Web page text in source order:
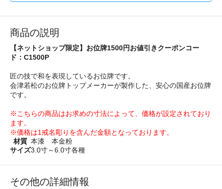
商品の説明
【ネットショップ限定】お位牌1500円お値引きクーポンコー
ド：C1500P
匠の技で和を表現しているお位牌です。
会津若松のお位牌トップメーカーが製作した、安心の国産お位牌
です。
※こちらの商品はお求めの寸法によって、価格が設定されており
ます。
※価格は1戒名彫りを含んだ金額となっております。
材質 本漆 本金粉
サイズ3.0寸～6.0寸各種
その他の詳細情報